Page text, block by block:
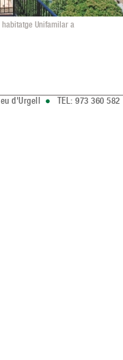
Unifamilar a
d'Urgell TEL: 973 360 582